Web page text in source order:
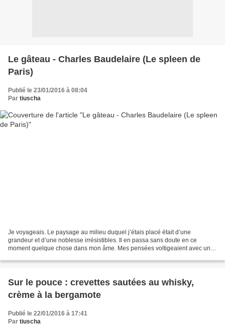
Le gâteau - Charles Baudelaire (Le spleen de
Paris)
Publié le 23/01/2016 à 08:04
Par tiuscha
Je voyageais. Le paysage au milieu duquel j’étais placé était d’une
grandeur et d’une noblesse irrésistibles. Il en passa sans doute en ce
moment quelque chose dans mon âme. Mes pensées voltigeaient avec une
Sur le pouce : crevettes sautées au whisky,
crème à la bergamote
Publié le 22/01/2016 à 17:41
Par tiuscha